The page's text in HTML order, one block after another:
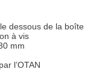
dessous de la boîte
à vis
mm
l’OTAN